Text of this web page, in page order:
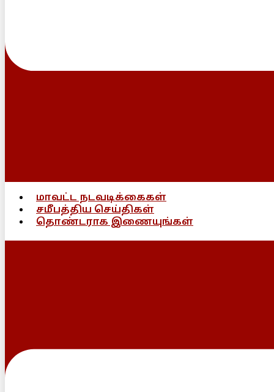
மாவட்ட நடவடிக்கைகள்
சமீபத்திய செய்திகள்
தொண்டராக இணையுங்கள்